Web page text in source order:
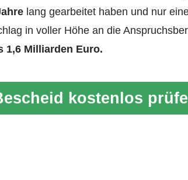
lang gearbeitet haben und nur
in voller Höhe an die
1,6 Milliarden Euro.
kostenlos